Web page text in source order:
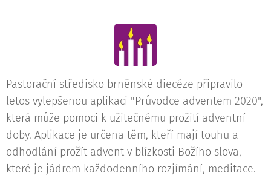
Pastorační středisko brněnské diecéze připravilo
letos vylepšenou aplikaci "Průvodce adventem 2020",
která může pomoci k užitečnému prožití adventní
doby. Aplikace je určena těm, kteří mají touhu a
odhodlání prožít advent v blízkosti Božího slova,
které je jádrem každodenního rozjímání, meditace.